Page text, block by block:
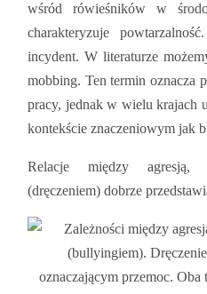
wśród rówieśników w
charakteryzuje
incydent. W literaturze
mobbing. Ten termin oznacza
pracy, jednak w wielu krajach
kontekście znaczeniowym jak
Relacje między agresją,
(dręczeniem) dobrze